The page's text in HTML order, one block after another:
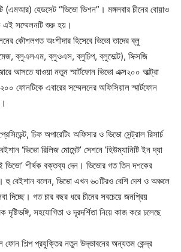
(এমআর) হেডসেট “ভিভো ভিশন”। মঙ্গলবার চীনের বোয়াও
এই সম্মেলনটি শুরু হয়।
কৌশলগত অংশীদার হিসেবে ভিভো তাদের ব্লু
ব্লুএলএম, ব্লুওএস, ব্লুচিপ, ব্লুভোল্ট), সিক্সজি
আসতে যাওয়া নতুন স্মার্টফোন ভিভো এক্স২০০ আল্ট্রা
ফোনটিকে এবারের সম্মেলনের অফিসিয়াল স্মার্টফোন
চিফ অপারেটিং অফিসার ও ভিভো সেন্ট্রাল রিসার্চ
‘ভিভো রিলিজ মোমেন্ট’ সেশনে ’হিউম্যানিটি ইন দ্যা
ভিভো’ শীর্ষক বক্তব্য দেন। ভিভোর গত তিন দশকের
হু বেইশান বলেন, ভিভো এখন ৬০টিরও বেশি দেশ ও অঞ্চলে
দিচ্ছে। গত চার বছর ধরে চীনের সবচেয়ে জনপ্রিয়
দৃষ্টিভঙ্গি, সহযোগিতা ও দূরদর্শিতা নিয়ে কাজ করে চলেছে
ফোন শিল্প প্রযুক্তির নতুন উদ্ভাবনের অন্যতম কেন্দ্র